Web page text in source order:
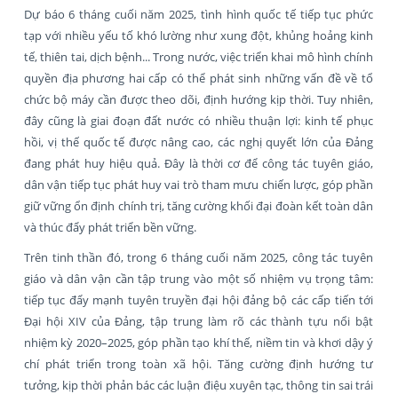
Dự báo 6 tháng cuối năm 2025, tình hình quốc tế tiếp tục phức
tạp với nhiều yếu tố khó lường như xung đột, khủng hoảng kinh
tế, thiên tai, dịch bệnh... Trong nước, việc triển khai mô hình chính
quyền địa phương hai cấp có thể phát sinh những vấn đề về tổ
chức bộ máy cần được theo dõi, định hướng kịp thời. Tuy nhiên,
đây cũng là giai đoạn đất nước có nhiều thuận lợi: kinh tế phục
hồi, vị thế quốc tế được nâng cao, các nghị quyết lớn của Đảng
đang phát huy hiệu quả. Đây là thời cơ để công tác tuyên giáo,
dân vận tiếp tục phát huy vai trò tham mưu chiến lược, góp phần
giữ vững ổn định chính trị, tăng cường khối đại đoàn kết toàn dân
và thúc đẩy phát triển bền vững.
Trên tinh thần đó, trong 6 tháng cuối năm 2025, công tác tuyên
giáo và dân vận cần tập trung vào một số nhiệm vụ trọng tâm:
tiếp tục đẩy mạnh tuyên truyền đại hội đảng bộ các cấp tiến tới
Đại hội XIV của Đảng, tập trung làm rõ các thành tựu nổi bật
nhiệm kỳ 2020–2025, góp phần tạo khí thế, niềm tin và khơi dậy ý
chí phát triển trong toàn xã hội. Tăng cường định hướng tư
tưởng, kịp thời phản bác các luận điệu xuyên tạc, thông tin sai trái